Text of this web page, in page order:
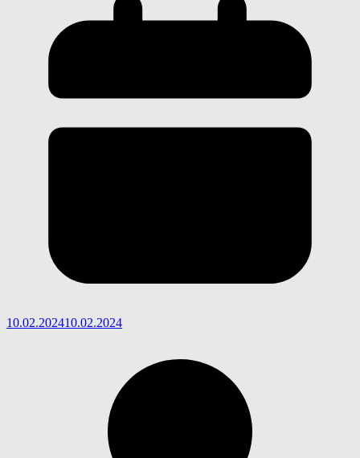
10.02.202410.02.2024